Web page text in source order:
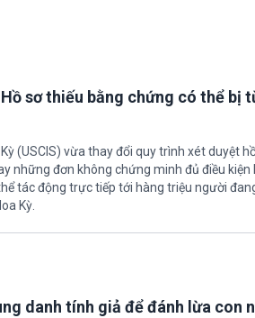
sơ thiếu bằng chứng có thể bị
(USCIS) vừa thay đổi quy trình xét duyệt
những đơn không chứng minh đủ điều kiện
tác động trực tiếp tới hàng triệu người
Kỳ.
danh tính giả để đánh lừa con